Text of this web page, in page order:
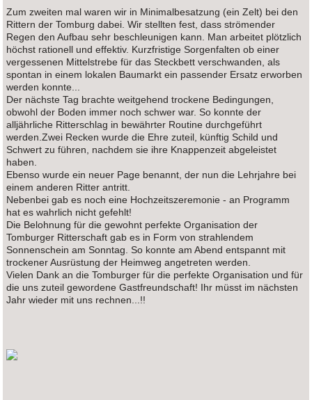
Zum zweiten mal waren wir in Minimalbesatzung (ein Zelt) bei den
Rittern der Tomburg dabei. Wir stellten fest, dass strömender
Regen den Aufbau sehr beschleunigen kann. Man arbeitet plötzlich
höchst rationell und effektiv. Kurzfristige Sorgenfalten ob einer
vergessenen Mittelstrebe für das Steckbett verschwanden, als
spontan in einem lokalen Baumarkt ein passender Ersatz erworben
werden konnte...
Der nächste Tag brachte weitgehend trockene Bedingungen,
obwohl der Boden immer noch schwer war. So konnte der
alljährliche Ritterschlag in bewährter Routine durchgeführt
werden.Zwei Recken wurde die Ehre zuteil, künftig Schild und
Schwert zu führen, nachdem sie ihre Knappenzeit abgeleistet
haben.
Ebenso wurde ein neuer Page benannt, der nun die Lehrjahre bei
einem anderen Ritter antritt.
Nebenbei gab es noch eine Hochzeitszeremonie - an Programm
hat es wahrlich nicht gefehlt!
Die Belohnung für die gewohnt perfekte Organisation der
Tomburger Ritterschaft gab es in Form von strahlendem
Sonnenschein am Sonntag. So konnte am Abend entspannt mit
trockener Ausrüstung der Heimweg angetreten werden.
Vielen Dank an die Tomburger für die perfekte Organisation und für
die uns zuteil gewordene Gastfreundschaft! Ihr müsst im nächsten
Jahr wieder mit uns rechnen...!!